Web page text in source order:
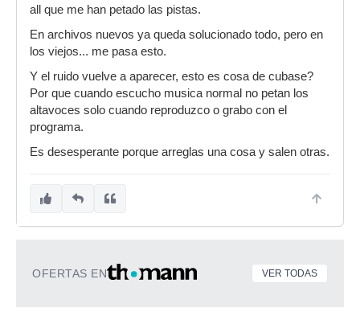
all que me han petado las pistas.
En archivos nuevos ya queda solucionado todo, pero en
los viejos... me pasa esto.
Y el ruido vuelve a aparecer, esto es cosa de cubase?
Por que cuando escucho musica normal no petan los
altavoces solo cuando reproduzco o grabo con el
programa.
Es desesperante porque arreglas una cosa y salen otras.
OFERTAS EN VER TODAS